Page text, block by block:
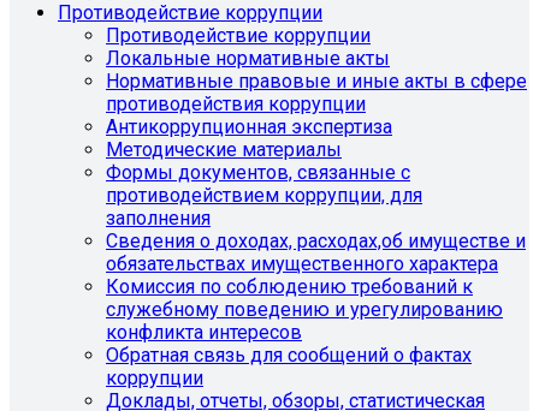
Противодействие коррупции
Противодействие коррупции
Локальные нормативные акты
Нормативные правовые и иные акты в сфере
противодействия коррупции
Антикоррупционная экспертиза
Методические материалы
Формы документов, связанные с
противодействием коррупции, для
заполнения
Сведения о доходах, расходах,об имуществе и
обязательствах имущественного характера
Комиссия по соблюдению требований к
служебному поведению и урегулированию
конфликта интересов
Обратная связь для сообщений о фактах
коррупции
Доклады, отчеты, обзоры, статистическая